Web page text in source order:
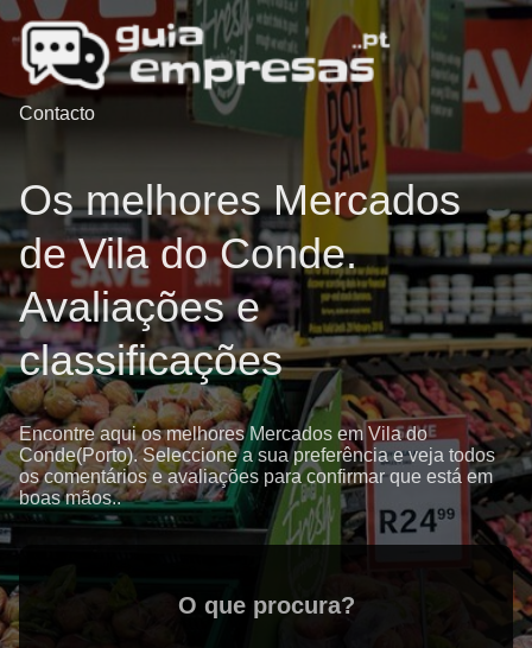
Contacto
Os melhores Mercados
de Vila do Conde.
Avaliações e
classificações
Encontre aqui os melhores Mercados em Vila do
Conde(Porto). Seleccione a sua preferência e veja todos
os comentários e avaliações para confirmar que está em
boas mãos..
O que procura?